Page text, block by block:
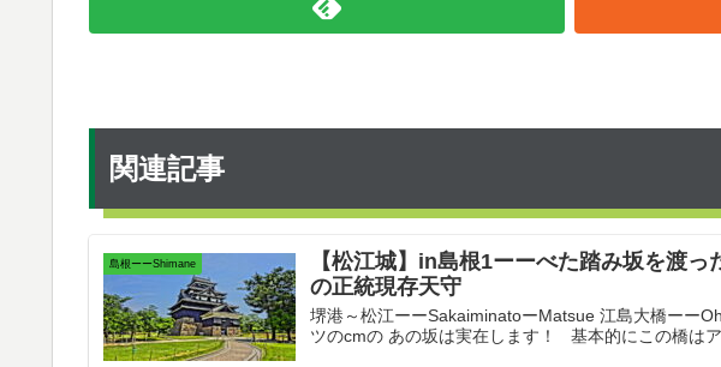
関連記事
島根ーーShimane
【松江城】in島根1ーーべた踏み坂を渡
の正統現存天守
堺港～松江ーーSakaiminatoーMatsue 江島大橋ーー
ツのcmの あの坂は実在します！ 基本的にこの橋はア